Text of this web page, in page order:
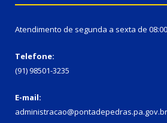
Atendimento de segunda a sexta de
Telefone:
(91) 98501-3235
E-mail:
administracao@pontadepedras.pa.gov.br